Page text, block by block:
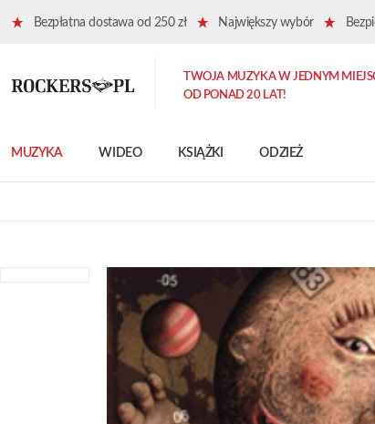
Bezpłatna dostawa od 250 zł Największy wybór
MUZYKA WIDEO KSIĄŻKI ODZIEŻ
TWOJA MUZYKA W JEDNYM
OD PONAD 20 LAT!